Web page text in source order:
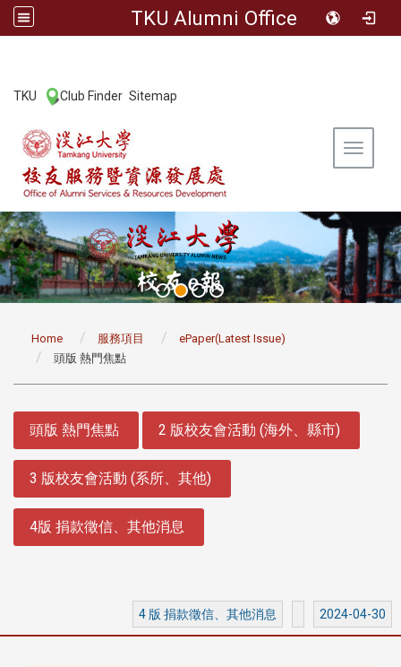
TKU Alumni Office
TKU Club Finder Sitemap
Toggle
Home 服務項目
ePaper(Latest Issue)
頭版 熱門焦點
頭版 熱門焦點 2 版校友會活動 (海外、縣市)
3 版校友會活動 (系所、其他)
4版 捐款徵信、其他消息
4 版 捐款徵信、其他消息 2024-04-30